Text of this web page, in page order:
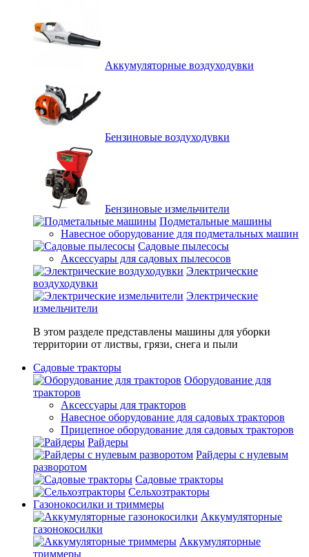
Аккумуляторные воздуходувки
Бензиновые воздуходувки
Бензиновые измельчители
Подметальные машины
Навесное оборудование для подметальных машин
Садовые пылесосы
Аксессуары для садовых пылесосов
Электрические
воздуходувки
Электрические
измельчители
В этом разделе представлены машины для уборки
территории от листвы, грязи, снега и пыли
Садовые тракторы
Оборудование для
тракторов
Аксессуары для тракторов
Навесное оборудование для садовых тракторов
Прицепное оборудование для садовых тракторов
Райдеры
Райдеры с нулевым
разворотом
Садовые тракторы
Сельхозтракторы
Газонокосилки и триммеры
Аккумуляторные
газонокосилки
Аккумуляторные
триммеры